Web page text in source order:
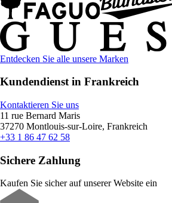
Entdecken Sie alle unsere Marken
Kundendienst in Frankreich
Kontaktieren Sie uns
11 rue Bernard Maris
37270 Montlouis-sur-Loire, Frankreich
+33 1 86 47 62 58
Sichere Zahlung
Kaufen Sie sicher auf unserer Website ein